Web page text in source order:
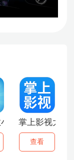
人 掌上影视大全
查看